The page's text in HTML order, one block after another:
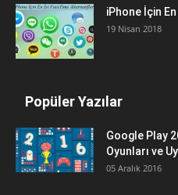
iPhone İçin
19 Nisan 2018
Popüler Yazılar
Google Play
Oyunları ve
05 Aralık 2016